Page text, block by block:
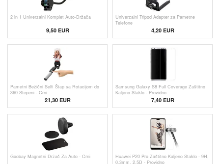
2 in 1 Univerzalni Komplet Auto-Držača
9,50 EUR
Univerzalni Tripod Adapter za Pametne
Telefone
4,20EUR
Pametni Bežični Selfi Štap sa Rotacijom do
360 Stepeni - Crni
21,30 EUR
Samsung Galaxy S8 Full Coverage Zaštitno
Kaljeno Staklo - Providno
7,40 EUR
Goobay Magnetni Držač Za Auto - Crni
Huawei P20 Pro Zaštitno Kaljeno Staklo - 9H,
0.3mm, 2.5D - Providno